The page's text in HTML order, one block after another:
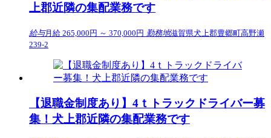
上郡近隣の集配業務です
給与月給 265,000円 ～ 370,000円 勤務地滋賀県犬上郡豊郷町高野瀬
239-2
【退職金制度あり】4ｔトラックドライバー募
集！犬上郡近隣の集配業務です